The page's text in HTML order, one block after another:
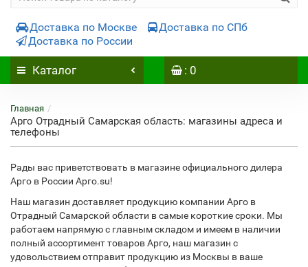
Доставка по Москве
Доставка по СПб
Доставка по России
Каталог : 0
Главная
Арго Отрадный Самарская область: магазины адреса и
телефоны
Рады вас приветствовать в магазине официального дилера
Арго в России Арго.su!
Наш магазин доставляет продукцию компании Арго в
Отрадный Самарской области в самые короткие сроки. Мы
работаем напрямую с главным складом и имеем в наличии
полный ассортимент товаров Арго, наш магазин с
удовольствием отправит продукцию из Москвы в ваше